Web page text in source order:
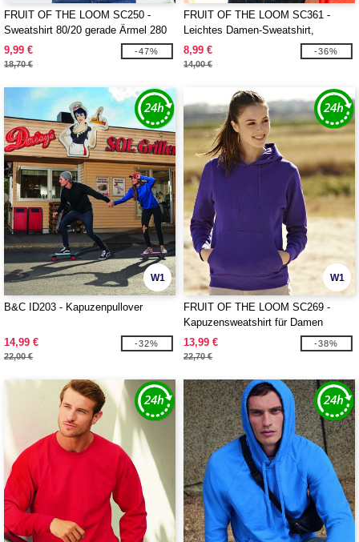
FRUIT OF THE LOOM SC250 -
Sweatshirt 80/20 gerade Ärmel 280
9,99 €
18,70 €
-47%
FRUIT OF THE LOOM SC361 -
Leichtes Damen-Sweatshirt,
Raglanärmel
8,99 €
14,00 €
-36%
W1
B&C ID203 - Kapuzenpullover
14,99 €
22,00 €
-32%
W1
FRUIT OF THE LOOM SC269 -
Kapuzensweatshirt für Damen
13,99 €
22,70 €
-38%